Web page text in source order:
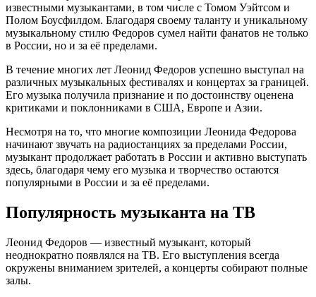
известными музыкантами, в том числе с Томом Уэйтсом и
Полом Боусфилдом. Благодаря своему таланту и уникальному
музыкальному стилю Федоров сумел найти фанатов не только
в России, но и за её пределами.
В течение многих лет Леонид Федоров успешно выступал на
различных музыкальных фестивалях и концертах за границей.
Его музыка получила признание и по достоинству оценена
критиками и поклонниками в США, Европе и Азии.
Несмотря на то, что многие композиции Леонида Федорова
начинают звучать на радиостанциях за пределами России,
музыкант продолжает работать в России и активно выступать
здесь, благодаря чему его музыка и творчество остаются
популярными в России и за её пределами.
Популярность музыканта на ТВ
Леонид Федоров — известный музыкант, который
неоднократно появлялся на ТВ. Его выступления всегда
окружены вниманием зрителей, а концерты собирают полные
залы.